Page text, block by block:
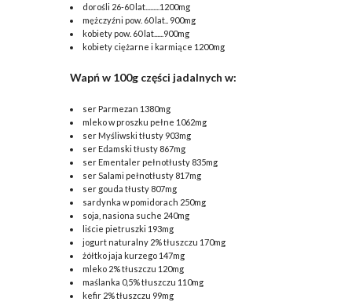
dorośli 26-60 lat.........1200mg
mężczyźni pow. 60 lat.. 900mg
kobiety pow. 60 lat......900mg
kobiety ciężarne i karmiące 1200mg
Wapń w 100g części jadalnych w:
ser Parmezan 1380mg
mleko w proszku pełne 1062mg
ser Myśliwski tłusty 903mg
ser Edamski tłusty 867mg
ser Ementaler pełnotłusty 835mg
ser Salami pełnotłusty 817mg
ser gouda tłusty 807mg
sardynka w pomidorach 250mg
soja, nasiona suche 240mg
liście pietruszki 193mg
jogurt naturalny 2% tłuszczu 170mg
żółtko jaja kurzego 147mg
mleko 2% tłuszczu 120mg
maślanka 0,5% tłuszczu 110mg
kefir 2% tłuszczu 99mg